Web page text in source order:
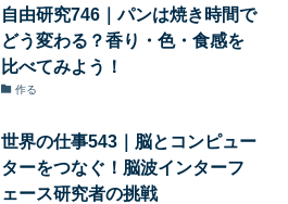
自由研究746｜パンは焼き時間で
どう変わる？香り・色・食感を
比べてみよう！
作る
世界の仕事543｜脳とコンピュー
ターをつなぐ！脳波インターフ
ェース研究者の挑戦